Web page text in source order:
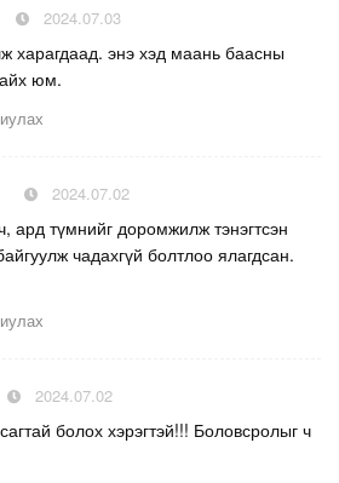
2024.07.03
харагдаад. энэ хэд маань баасны
юм.
2024.07.02
ард түмнийг доромжилж тэнэгтсэн
чадахгүй болтлоо ялагдсан.
2024.07.02
болох хэрэгтэй!!! Боловсролыг ч